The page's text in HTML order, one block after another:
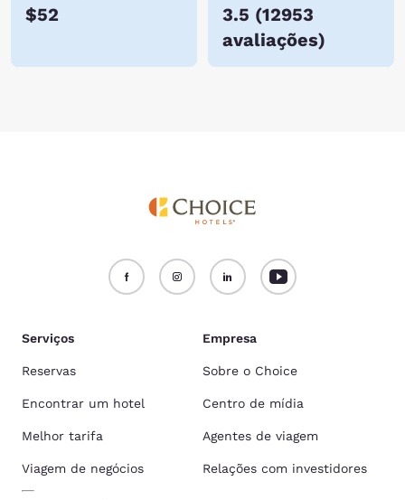
$52 3.5 (12953
avaliações)
Serviços
Reservas
Encontrar um hotel
Melhor tarifa
Viagem de negócios
Empresa
Sobre o Choice
Centro de mídia
Agentes de viagem
Relações com investidores